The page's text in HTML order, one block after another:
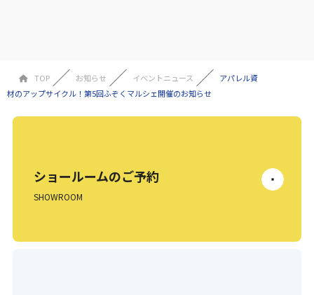
TOP お知らせ イベントニュース
アパレル資
材のアップサイクル！第5回ふぞくマルシェ開催のお知らせ
ショールームのご予約
SHOWROOM